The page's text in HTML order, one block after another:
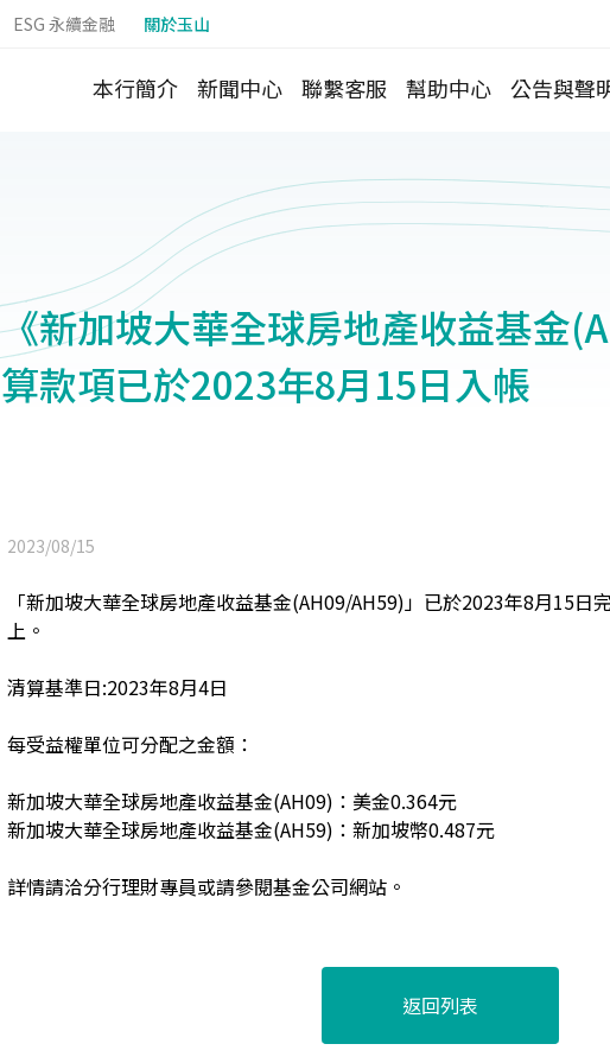
ESG 永續金融 關於玉山
本行簡介 新聞中心 聯繫客服 幫助中心 公告與聲
《新加坡大華全球房地產收益基金
算款項已於2023年8月15日入帳
2023/08/15
「新加坡大華全球房地產收益基金(AH09/AH59)」 已於2023年8月15日
上。
清算基準日:2023年8月4日
每受益權單位可分配之金額：
新加坡大華全球房地產收益基金(AH09) ：美金0.364元
新加坡大華全球房地產收益基金(AH59) ：新加坡幣0.487元
詳情請洽分行理財專員或請參閱基金公司網站。
返回列表